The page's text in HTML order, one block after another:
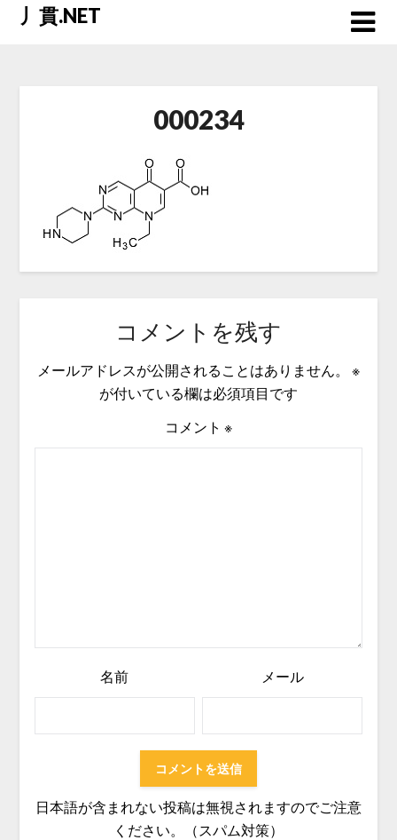
Skip丿貫.NET
000234
コメントを残す
メールアドレスが公開されることはありません。
※
が付いている欄は必須項目です
コメント ※
名前 メール
日本語が含まれない投稿は無視されますのでご注意
ください。（スパム対策）